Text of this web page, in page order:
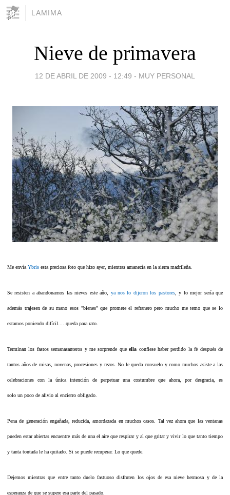
LAMIMA
Nieve de primavera
12 DE ABRIL DE 2009 - 12:49 - MUY PERSONAL
Me envía Ybris esta preciosa foto que hizo ayer, mientras amanecía en la sierra madrileña.
Se resisten a abandonarnos las nieves este año, ya nos lo dijeron los pastores, y lo mejor sería que
además trajesen de su mano esos "bienes" que promete el refranero pero mucho me temo que se lo
estamos poniendo difícil.... queda para rato.
Terminan los fastos semanasanteros y me sorprende queella confiese haber perdido la fé después de
tantos años de misas, novenas, procesiones y rezos. No le queda consuelo y como muchos asiste a las
celebraciones con la única intención de perpetuar una costumbre que ahora, por desgracia, es
solo un poco de alivio al encierro obligado.
Pena de generación engañada, reducida, amordazada en muchos casos. Tal vez ahora que las ventanas
pueden estar abiertas encuentre más de una el aire que respirar y al que gritar y vivir lo que tanto tiempo
y tanta tontada le ha quitado. Si se puede recuperar. Lo que quede.
Dejemos mientras que entre tanto duelo fastuoso disfruten los ojos de esa nieve hermosa y de la
esperanza de que se supere esa parte del pasado.